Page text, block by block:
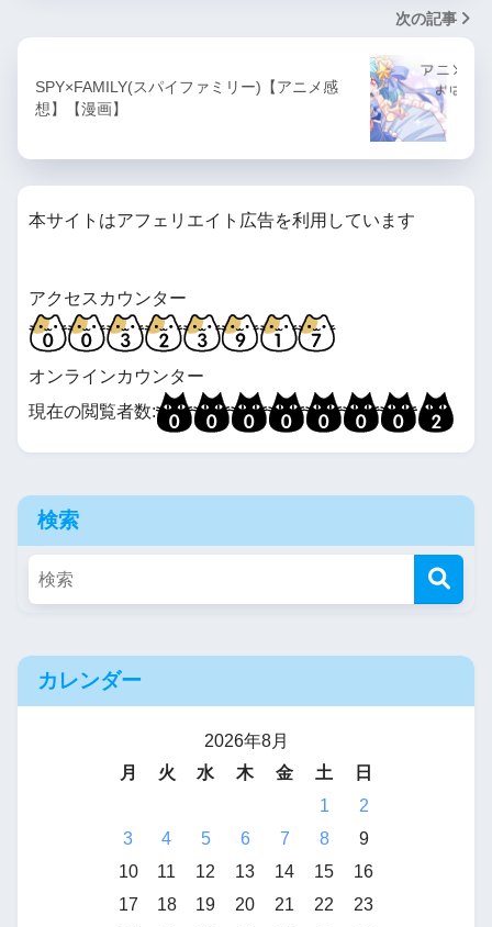
次の記事
SPY×FAMILY(スパイファミリー)【アニメ感
想】【漫画】
本サイトはアフェリエイト広告を利用しています
アクセスカウンター
オンラインカウンター
現在の閲覧者数:
検索
カレンダー
2026年8月
月
火 水 木 金 土
日
1
2
3
4 5 6 7 8
9
10
11 12 13 14 15
16
17
18 19 20 21 22
23